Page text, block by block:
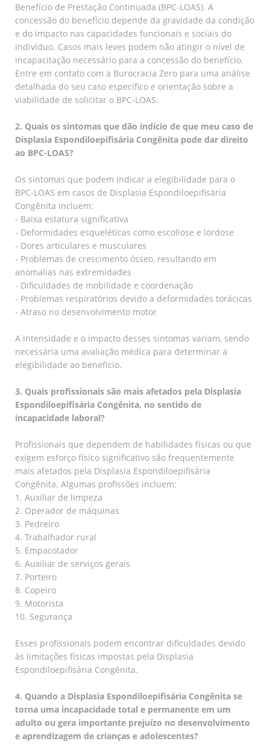
Benefício de Prestação Continuada (BPC-LOAS). A
concessão do benefício depende da gravidade da condição
e do impacto nas capacidades funcionais e sociais do
indivíduo. Casos mais leves podem não atingir o nível de
incapacitação necessário para a concessão do benefício.
Entre em contato com a Burocracia Zero para uma análise
detalhada do seu caso específico e orientação sobre a
viabilidade de solicitar o BPC-LOAS.
2. Quais os sintomas que dão indício de que meu caso de
Displasia Espondiloepifisária Congênita pode dar direito
ao BPC-LOAS?
Os sintomas que podem indicar a elegibilidade para o
BPC-LOAS em casos de Displasia Espondiloepifisária
Congênita incluem:
- Baixa estatura significativa
- Deformidades esqueléticas como escoliose e lordose
- Dores articulares e musculares
- Problemas de crescimento ósseo, resultando em
anomalias nas extremidades
- Dificuldades de mobilidade e coordenação
- Problemas respiratórios devido a deformidades torácicas
- Atraso no desenvolvimento motor
A intensidade e o impacto desses sintomas variam, sendo
necessária uma avaliação médica para determinar a
elegibilidade ao benefício.
3. Quais profissionais são mais afetados pela Displasia
Espondiloepifisária Congênita, no sentido de
incapacidade laboral?
Profissionais que dependem de habilidades físicas ou que
exigem esforço físico significativo são frequentemente
mais afetados pela Displasia Espondiloepifisária
Congênita. Algumas profissões incluem:
1. Auxiliar de limpeza
2. Operador de máquinas
3. Pedreiro
4. Trabalhador rural
5. Empacotador
6. Auxiliar de serviços gerais
7. Porteiro
8. Copeiro
9. Motorista
10. Segurança
Esses profissionais podem encontrar dificuldades devido
às limitações físicas impostas pela Displasia
Espondiloepifisária Congênita.
4. Quando a Displasia Espondiloepifisária Congênita se
torna uma incapacidade total e permanente em um
adulto ou gera importante prejuízo no desenvolvimento
e aprendizagem de crianças e adolescentes?